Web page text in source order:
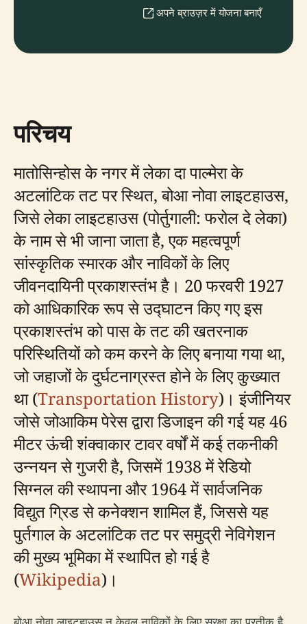
अपने ब्राउज़र में योजना बनाएँ
परिचय
मातोसिन्होस के नगर में लेका दा पाल्मेरा के
अटलांटिक तट पर स्थित, बोआ नोवा लाइटहाउस,
जिसे लेका लाइटहाउस (पोर्तुगाली: फरोल दे लेका)
के नाम से भी जाना जाता है, एक महत्वपूर्ण
सांस्कृतिक स्मारक और नाविकों के लिए
जीवनदायिनी प्रकाशस्तंभ है। 20 फरवरी 1927
को आधिकारिक रूप से उद्घाटन किए गए इस
प्रकाशस्तंभ को पास के तट की खतरनाक
परिस्थितियों को कम करने के लिए बनाया गया था,
जो जहाजों के दुर्घटनाग्रस्त होने के लिए कुख्यात
था (Transportation History)। इंजीनियर
जोसे जोआकिम पेरेस द्वारा डिजाइन की गई यह 46
मीटर ऊंची शंक्वाकार टावर वर्षों में कई तकनीकी
उन्नयन से गुजरी है, जिसमें 1938 में रेडियो
सिग्नल की स्थापना और 1964 में सार्वजनिक
विद्युत ग्रिड से कनेक्शन शामिल हैं, जिससे यह
पुर्तगाल के अटलांटिक तट पर समुद्री नेविगेशन
की मुख्य भूमिका में स्थापित हो गई है
(Wikipedia)।